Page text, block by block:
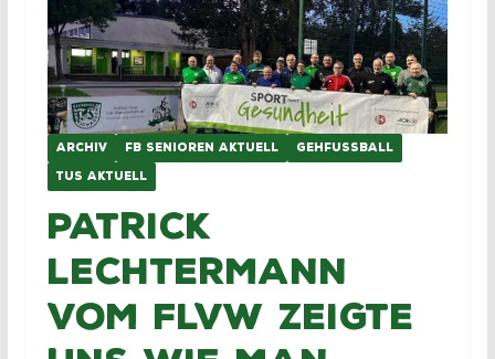
ARCHIV FB SENIOREN AKTUELL GEHFUSSBALL
TUS AKTUELL
Patrick
Lechtermann
vom FLVW zeigte